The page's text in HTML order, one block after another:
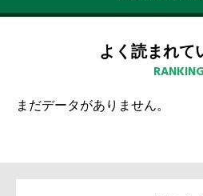
よく読まれて
RANKING
まだデータがありません。